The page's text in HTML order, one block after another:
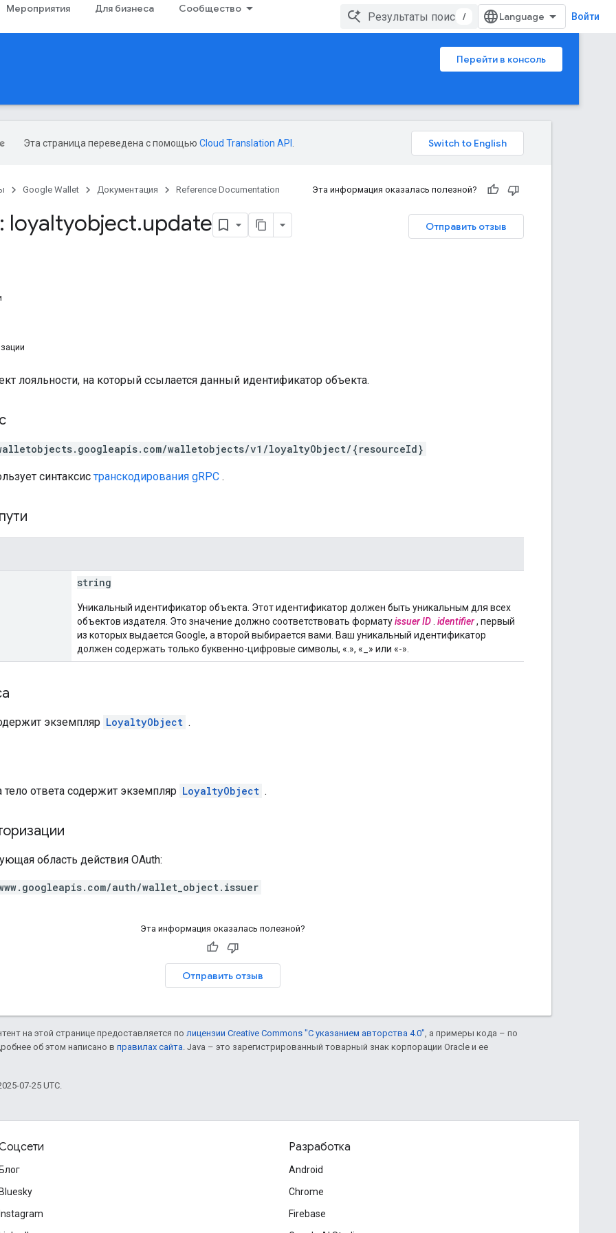
Мероприятия Для бизнеса Сообщество
/ Войти
Перейти в консоль
Эта страница переведена с помощью Cloud Translation API
Google Wallet Документация Reference Documentation Эта информация оказалась полезной?
Отправить отзыв
loyaltyobject.update
лояльности, на который ссылается данный идентификатор объекта.
walletobjects/v1/loyaltyObject/{resourceId}
синтаксис транскодирования gRPC .
string
Уникальный идентификатор объекта. Этот идентификатор должен быть уникальным для всех
объектов издателя. Это значение должно соответствовать форматуissuer ID identifier, первый
из которых выдается Google, а второй выбирается вами. Ваш уникальный идентификатор
должен содержать только буквенно-цифровые символы, «.», «_» или «-».
экземпляр LoyaltyObject .
тело ответа содержит экземпляр LoyaltyObject .
область действия OAuth:
auth/wallet_object.issuer
Эта информация оказалась полезной?
Отправить отзыв
на этой странице предоставляется по лицензии Creative Commons "С указанием авторства 4.0" , а примеры кода – по
об этом написано в правилах сайта . Java – это зарегистрированный товарный знак корпорации Oracle и ее
07-25 UTC.
Блог
Bluesky
Instagram
Разработка
Android
Chrome
Firebase